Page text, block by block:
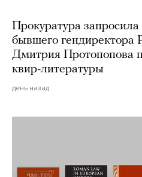
Прокуратура
бывшего гендиректора
Дмитрия Протопопова
квир-литературы
день назад